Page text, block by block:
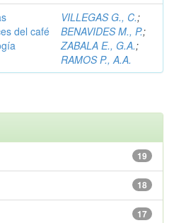
del café
VILLEGAS G., C.;
BENAVIDES M., P.;
ZABALA E., G.A.;
RAMOS P., A.A.
19
18
17